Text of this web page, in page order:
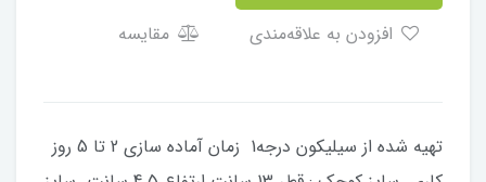
مقایسه
تهیه شده از سیلیکون درجه1 زمان آماده سازی 2 تا 5 روز